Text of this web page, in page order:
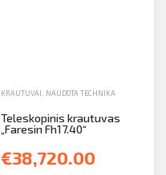
KRAUTUVAI NAUDOTA TECHNIKA
Teleskopinis krautuvas
„Faresin Fh17.40“
€38,720.00